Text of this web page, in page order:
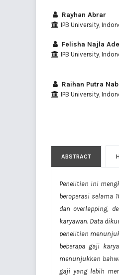
Rayhan Abrar
IPB University,
Felisha Najla
IPB University,
Raihan Putra
IPB University,
ABSTRACT
Penelitian ini
beroperasi selama
dan overlapping,
karyawan. Data
penelitian
beberapa gaji
menunjukkan
gaji yang lebih